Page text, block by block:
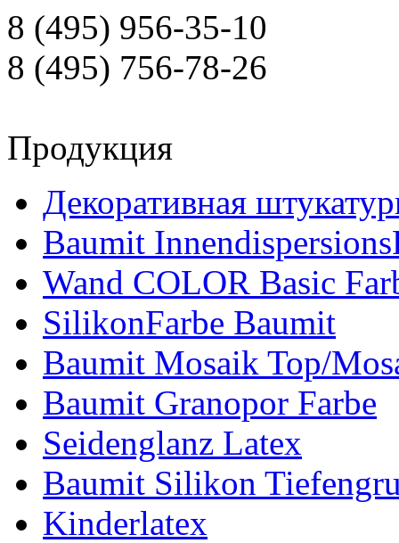
8 (495) 956-35-10
8 (495) 756-78-26
Продукция
Декоративная
Baumit
Wand COLOR Basic
SilikonFarbe Baumit
Baumit Mosaik Top/
Baumit Granopor Farbe
Seidenglanz Latex
Baumit Silikon
Kinderlatex